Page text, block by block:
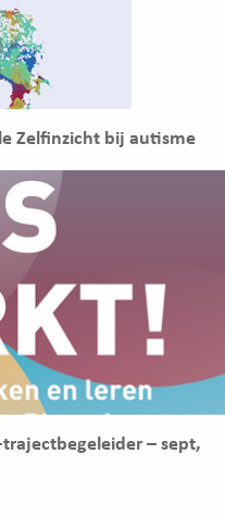
Zelfinzicht bij autisme
– sept,